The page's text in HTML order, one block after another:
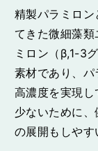
精製パラミロ
てきた微細藻
ミロン（β,1-3
素材であり、
高濃度を実現
少ないために
の展開もしやす